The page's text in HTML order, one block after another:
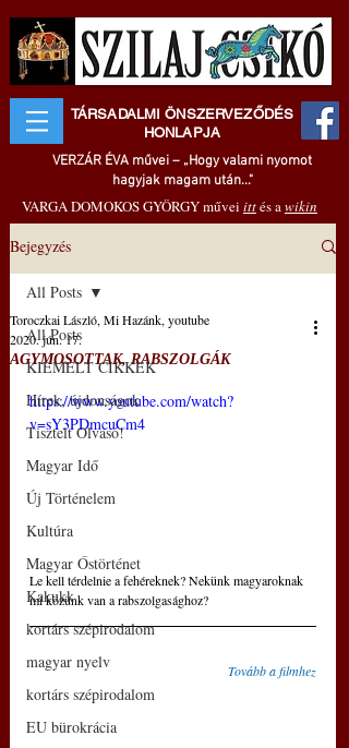
TÁRSADALMI ÖNSZERVEZŐDÉS
HONLAPJA
VERZÁR ÉVA művei – „Hogy valami nyomot
hagyjak magam után..."
VARGA DOMOKOS GYÖRGY művei ittés awikin
Bejegyzés
All Posts
KIEMELT CIKKEK
Hírek, újdonságok
Tisztelt Olvasó!
Magyar Idő
Új Történelem
Kultúra
Magyar Őstörténet
Kakukk
kortárs szépirodalom
magyar nyelv
kortárs szépirodalom
EU bürokrácia
All Posts
AGYMOSOTTAK, RABSZOLGÁK
Toroczkai László, Mi Hazánk, youtube
2020. jún. 17.
https://www.youtube.com/watch?
v=sY3PDmcuCm4
Le kell térdelnie a fehéreknek? Nekünk magyaroknak
mi közünk van a rabszolgasághoz?
Tovább a filmhez